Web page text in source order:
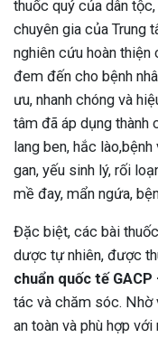
thuốc quý của dân
chuyên gia của Trung
nghiên cứu hoàn thiện
đem đến cho bệnh
ưu, nhanh chóng và
tâm đã áp dụng thành
lang ben, hắc
gan, yếu sinh lý, rối
mề đay, mẩn ngứa,
Đặc biệt, các bài
dược tự nhiên, được
chuẩn quốc tế GACP
tác và chăm sóc. Nhờ
an toàn và phù hợp